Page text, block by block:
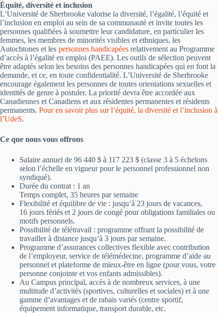
Équité, diversité et inclusion
L’Université de Sherbrooke valorise la diversité, l’égalité, l’équité et
l’inclusion en emploi au sein de sa communauté et invite toutes les
personnes qualifiées à soumettre leur candidature, en particulier les
femmes, les membres de minorités visibles et ethniques, les
Autochtones et les personnes handicapées relativement au Programme
d’accès à l’égalité en emploi (PAEE). Les outils de sélection peuvent
être adaptés selon les besoins des personnes handicapées qui en font la
demande, et ce, en toute confidentialité. L’Université de Sherbrooke
encourage également les personnes de toutes orientations sexuelles et
identités de genre à postuler. La priorité devra être accordée aux
Canadiennes et Canadiens et aux résidentes permanentes et résidents
permanents. Pour en savoir plus sur l’équité, la diversité et l’inclusion à
l’UdeS.
Ce que nous vous offrons
Salaire annuel de 96 440 $ à 117 223 $ (classe 3 à 5 échelons
selon l’échelle en vigueur pour le personnel professionnel non
syndiqué).
Durée du contrat : 1 an
Temps complet, 35 heures par semaine
Flexibilité et équilibre de vie : jusqu’à 23 jours de vacances,
16 jours fériés et 2 jours de congé pour obligations familiales ou
motifs personnels.
Possibilité de télétravail : programme offrant la possibilité de
travailler à distance jusqu’à 3 jours par semaine.
Programme d’assurances collectives flexible avec contribution
de l’employeur, service de télémédecine, programme d’aide au
personnel et plateforme de mieux-être en ligne (pour vous, votre
personne conjointe et vos enfants admissibles).
Au Campus principal, accès à de nombreux services, à une
multitude d’activités (sportives, culturelles et sociales) et à une
gamme d’avantages et de rabais variés (centre sportif,
équipement informatique, transport durable, etc.